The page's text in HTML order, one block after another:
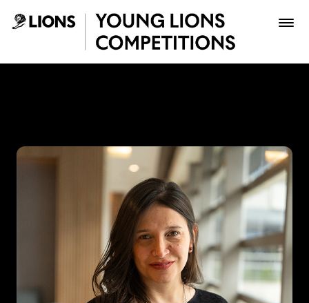
Saltar al contenido principal
Inscribir
Boletería